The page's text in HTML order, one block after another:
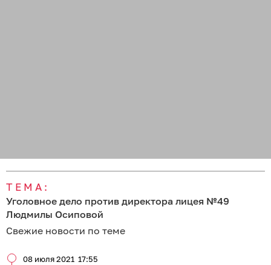
ТЕМА:
Уголовное дело против директора лицея №49
Людмилы Осиповой
Свежие новости по теме
08 июля 2021 17:55